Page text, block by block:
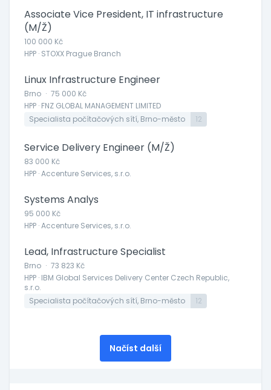
Associate Vice President, IT infrastructure
(M/Ž)
100 000 Kč
HPP · STOXX Prague Branch
Linux Infrastructure Engineer
Brno · 75 000 Kč
HPP · FNZ GLOBAL MANAGEMENT LIMITED
Specialista počítačových sítí, Brno-město
12
Service Delivery Engineer (M/Ž)
83 000 Kč
HPP · Accenture Services, s.r.o.
Systems Analys
95 000 Kč
HPP · Accenture Services, s.r.o.
Lead, Infrastructure Specialist
Brno · 73 823 Kč
HPP · IBM Global Services Delivery Center Czech Republic,
s.r.o.
Specialista počítačových sítí, Brno-město
12
Načíst další